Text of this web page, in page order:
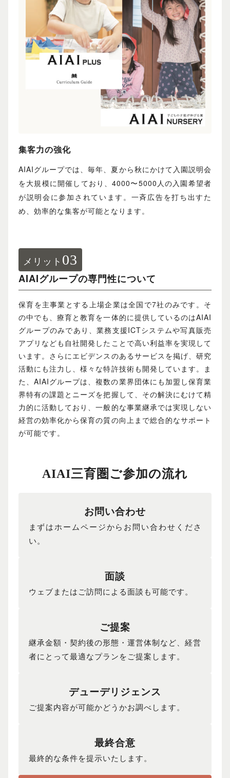
集客力の強化
AIAIグループでは、毎年、夏から秋にかけて入園説明会
を大規模に開催しており、4000〜5000人の入園希望者
が説明会に参加されています。一斉広告を打ち出すた
め、効率的な集客が可能となります。
メリット 03
AIAIグループの専門性について
保育を主事業とする上場企業は全国で7社のみです。そ
の中でも、療育と教育を一体的に提供しているのはAIAI
グループのみであり、業務支援ICTシステムや写真販売
アプリなども自社開発したことで高い利益率を実現して
います。さらにエビデンスのあるサービスを掲げ、研究
活動にも注力し、様々な特許技術も開発しています。ま
た、AIAIグループは、複数の業界団体にも加盟し保育業
界特有の課題とニーズを把握して、その解決にむけて精
力的に活動しており、一般的な事業継承では実現しない
経営の効率化から保育の質の向上まで総合的なサポート
が可能です。
AIAI三育圏ご参加の流れ
お問い合わせ
まずはホームページからお問い合わせくださ
い。
面談
ウェブまたはご訪問による面談も可能です。
ご提案
継承金額・契約後の形態・運営体制など、経営
者にとって最適なプランをご提案します。
デューデリジェンス
ご提案内容が可能かどうかお調べします。
最終合意
最終的な条件を提示いたします。